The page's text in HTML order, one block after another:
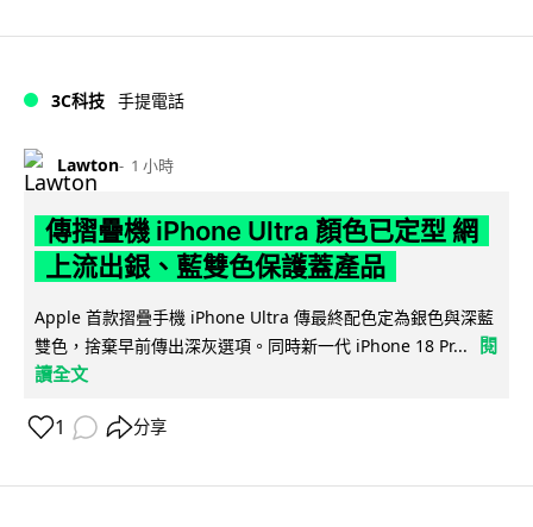
3C科技 手提電話
Lawton 1 小時
傳摺疊機 iPhone Ultra 顏色已定型 網
上流出銀、藍雙色保護蓋產品
Apple 首款摺疊手機 iPhone Ultra 傳最終配色定為銀色與深藍
雙色，捨棄早前傳出深灰選項。同時新一代 iPhone 18 Pr...
閱
讀全文
1 分享